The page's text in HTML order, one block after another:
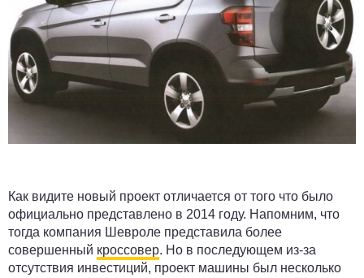
Как видите новый проект отличается от того что было
официально представлено в 2014 году. Напомним, что
тогда компания Шевроле представила более
совершенный кроссовер. Но в последующем из-за
отсутствия инвестиций, проект машины был несколько